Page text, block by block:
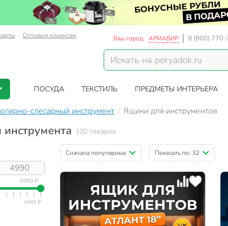
Оптовым клиентам Ваш город: АРМАВИР 8 (800)
ПОСУДА ТЕКСТИЛЬ ПРЕДМЕТЫ ИНТЕРЬЕРА
слесарный инструмент Ящики для инструментов
100 товаров
4990 ₽
Сначала популярные Показать по: 32